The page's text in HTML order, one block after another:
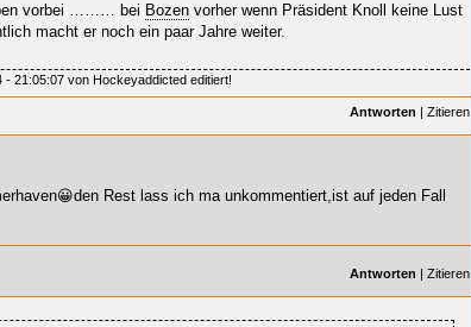
vorbei ……… bei Bozen vorher wenn Präsident Knoll keine Lust
macht er noch ein paar Jahre weiter.
- 21:05:07 von Hockeyaddicted editiert!
Antworten | Zitieren
Rest lass ich ma unkommentiert,ist auf jeden Fall
Antworten | Zitieren